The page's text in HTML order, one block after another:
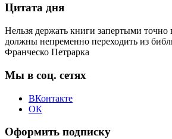
Цитата дня
Нельзя держать книги запертыми
должны непременно переходить из
Франческо Петрарка
Мы в соц. сетях
ВКонтакте
ОК
Оформить подписку